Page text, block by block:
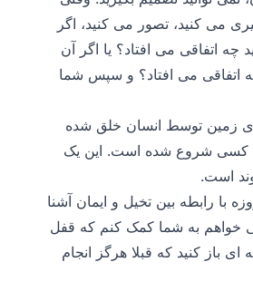
می کنید، تصور می کنید، اگر
چه اتفاقی می افتاد؟ یا اگر آن
اتفاقی می افتاد؟ و سپس شما
زمین توسط انسان خلق شده
کسی شروع شده است. این یک
است.
این مطالعه 7 روزه با رابطه بین تخیل و ایمان آشنا
خواهم به شما کمک کنم که قفل
ای باز کنید که قبلا هرگز انجام